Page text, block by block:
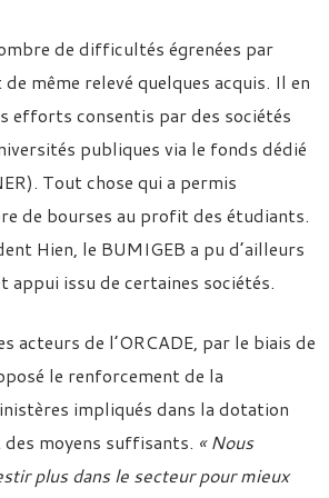
de difficultés égrenées par
même relevé quelques acquis. Il en
efforts consentis par des sociétés
publiques via le fonds dédié
Tout chose qui a permis
de bourses au profit des étudiants.
Hien, le BUMIGEB a pu d’ailleurs
appui issu de certaines sociétés.
acteurs de l’ORCADE, par le biais de
le renforcement de la
impliqués dans la dotation
moyens suffisants. « Nous
plus dans le secteur pour mieux